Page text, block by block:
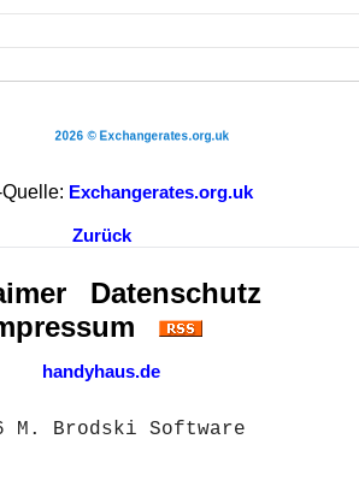
Exchangerates.org.uk
Zurück
Datenschutz
handyhaus.de
M. Brodski Software